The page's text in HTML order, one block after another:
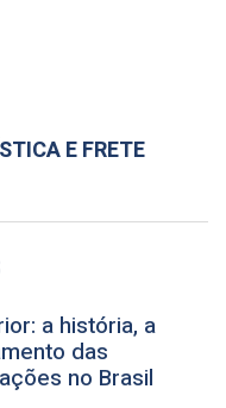
E FRETE
a história, a
das
no Brasil